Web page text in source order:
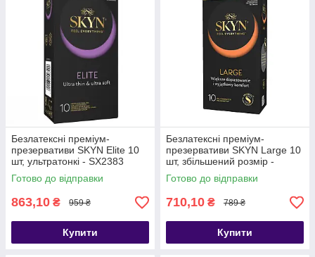
Безлатексні преміум-
презервативи SKYN Elite 10
шт, ультратонкі - SX2383
Готово до відправки
863,10 ₴ 959 ₴
Купити
Безлатексні преміум-
презервативи SKYN Large 10
шт, збільшений розмір -
SX2386
Готово до відправки
710,10 ₴ 789 ₴
Купити